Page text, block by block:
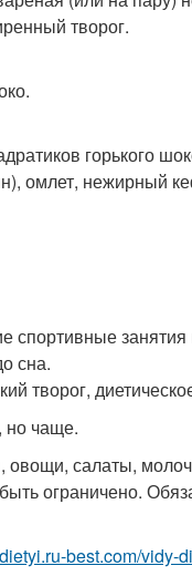
творог.
горького
омлет, нежирный
спортивные
сна.
творог,
но чаще.
салаты,
ограничено.
best.com/vidy-